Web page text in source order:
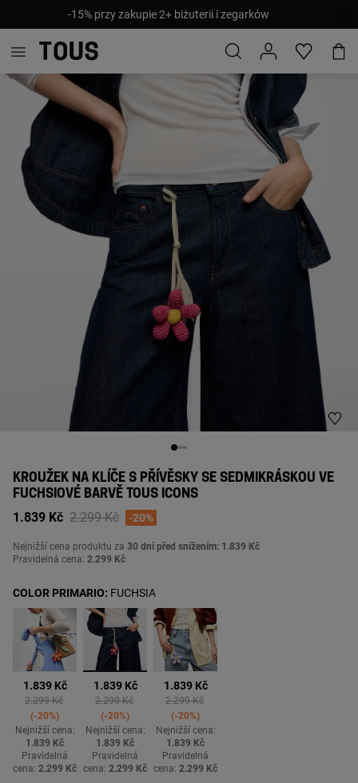
-15% przy zakupie 2+ biżuterii i zegarków
KROUŽEK NA KLÍČE S PŘÍVĚSKY SE SEDMIKRÁSKOU VE
FUCHSIOVÉ BARVĚ TOUS ICONS
1.839 Kč Price reduced from
2.299 Kčto-20%
Nejnižší cena produktu za 30 dní před snížením: 1.839 Kč
Pravidelná cena: 2.299 Kč
1.839 Kč
Price reduced from
2.299 Kčto
-20%
Nejnižší cena:
1.839 Kč
Pravidelná
cena: 2.299 Kč
vybrané
1.839 Kč
Price reduced from
2.299 Kčto
-20%
Nejnižší cena:
1.839 Kč
Pravidelná
cena: 2.299 Kč
1.839 Kč
Price reduced from
2.299 Kčto
-20%
Nejnižší cena:
1.839 Kč
Pravidelná
cena: 2.299 Kč
COLOR PRIMARIO: FUCHSIA